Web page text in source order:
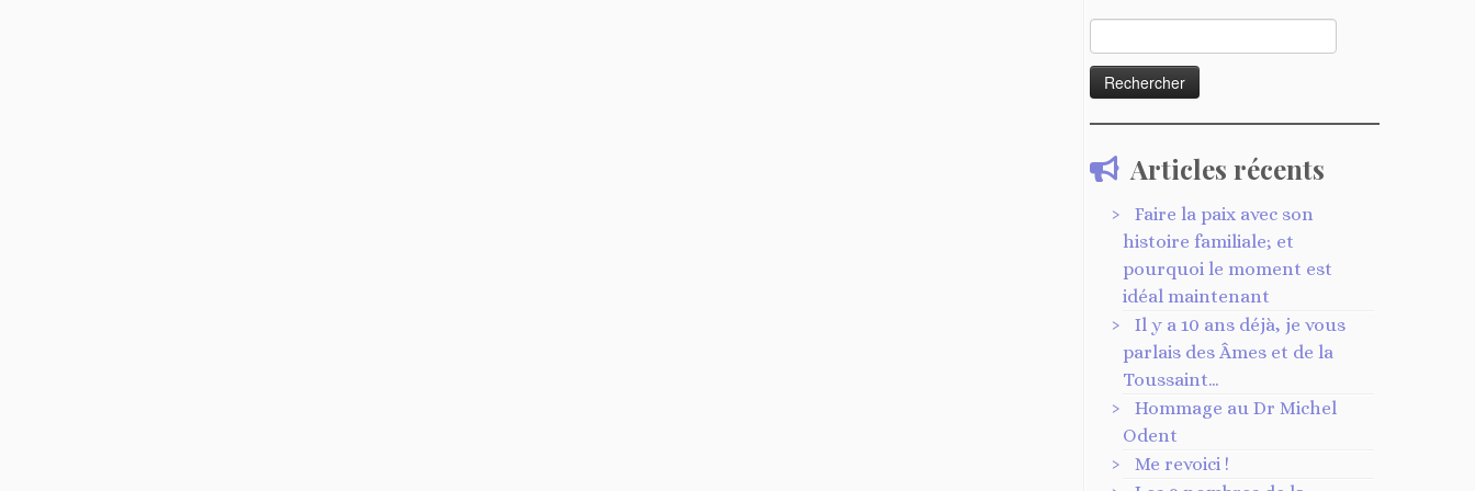
Articles récents
Faire la paix avec son
histoire familiale; et
pourquoi le moment est
idéal maintenant
Il y a 10 ans déjà, je vous
parlais des Âmes et de la
Toussaint…
Hommage au Dr Michel
Odent
Me revoici !